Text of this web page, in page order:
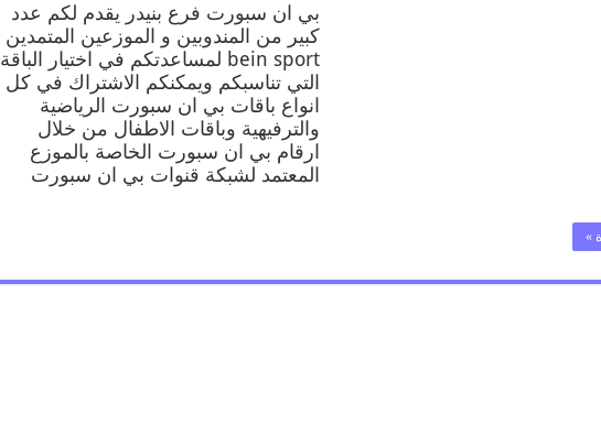
بي ان سبورت فرع بنيدر يقدم لكم عدد
كبير من المندوبين و الموزعين المتمدين
bein sport لمساعدتكم في اختيار الباقة
التي تناسبكم ويمكنكم الاشتراك في كل
انواع باقات بي ان سبورت الرياضية
والترفيهية وباقات الاطفال من خلال
ارقام بي ان سبورت الخاصة بالموزع
المعتمد لشبكة قنوات بي ان سبورت
»